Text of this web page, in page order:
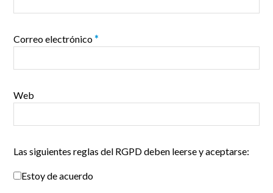
Correo electrónico*
Web
Las siguientes reglas del RGPD deben leerse y aceptarse:
Estoy de acuerdo